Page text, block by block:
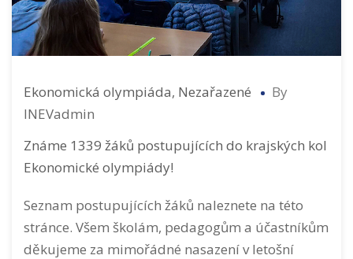
Ekonomická olympiáda, Nezařazené
By
INEVadmin
Známe 1339 žáků postupujících do krajských kol
Ekonomické olympiády!
Seznam postupujících žáků naleznete na této
stránce. Všem školám, pedagogům a účastníkům
děkujeme za mimořádné nasazení v letošní